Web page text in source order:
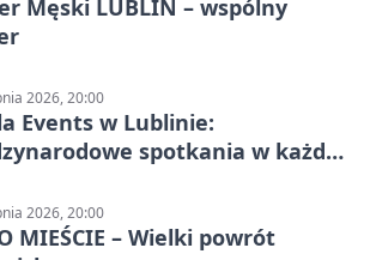
Męski LUBLIN – wspólny
2026, 20:00
Events w Lublinie:
spotkania w każdą
2026, 20:00
MIEŚCIE – Wielki powrót